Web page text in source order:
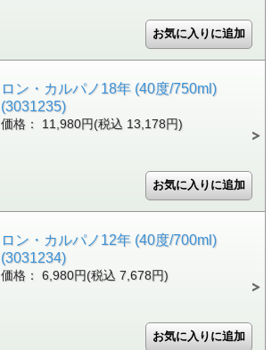
ロン・カルパノ18年 (40度/750ml)
(3031235)
価格： 11,980円(税込 13,178円)
ロン・カルパノ12年 (40度/700ml)
(3031234)
価格： 6,980円(税込 7,678円)